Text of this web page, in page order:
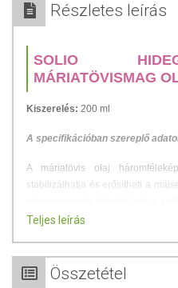
Részletes leírás
SOLIO
MÁRIATÖVISMAG
Kiszerelés: 200 ml
A specifikációban szereplő
A máriatövis olaj
stabilizálhatja és erősítheti a
lehet , amely semlegesítheti
regenerációját , az elhalt sejtek
Teljes leírás
Összetétel